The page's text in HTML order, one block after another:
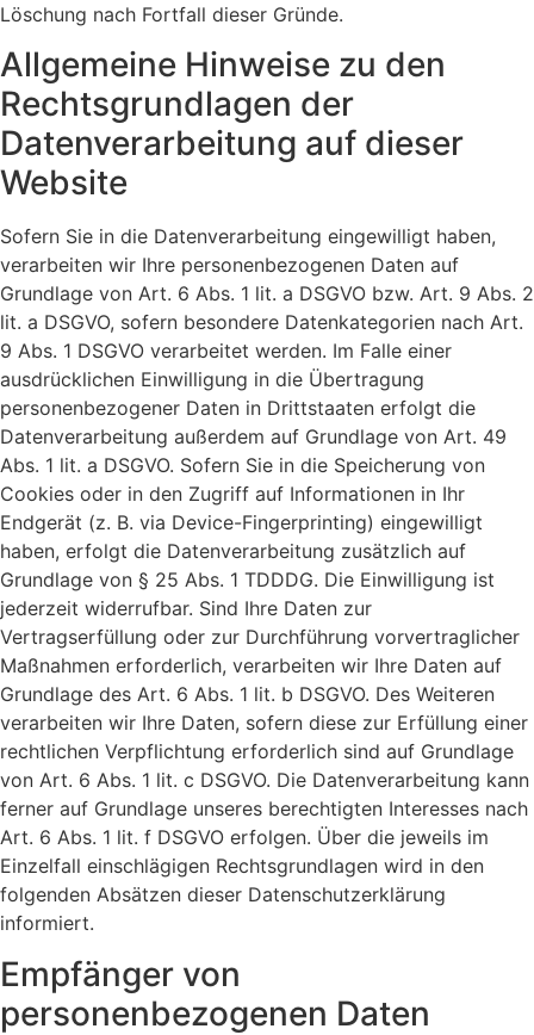
Löschung nach Fortfall dieser Gründe.
Allgemeine Hinweise zu den
Rechtsgrundlagen der
Datenverarbeitung auf dieser
Website
Sofern Sie in die Datenverarbeitung eingewilligt haben,
verarbeiten wir Ihre personenbezogenen Daten auf
Grundlage von Art. 6 Abs. 1 lit. a DSGVO bzw. Art. 9 Abs. 2
lit. a DSGVO, sofern besondere Datenkategorien nach Art.
9 Abs. 1 DSGVO verarbeitet werden. Im Falle einer
ausdrücklichen Einwilligung in die Übertragung
personenbezogener Daten in Drittstaaten erfolgt die
Datenverarbeitung außerdem auf Grundlage von Art. 49
Abs. 1 lit. a DSGVO. Sofern Sie in die Speicherung von
Cookies oder in den Zugriff auf Informationen in Ihr
Endgerät (z. B. via Device-Fingerprinting) eingewilligt
haben, erfolgt die Datenverarbeitung zusätzlich auf
Grundlage von § 25 Abs. 1 TDDDG. Die Einwilligung ist
jederzeit widerrufbar. Sind Ihre Daten zur
Vertragserfüllung oder zur Durchführung vorvertraglicher
Maßnahmen erforderlich, verarbeiten wir Ihre Daten auf
Grundlage des Art. 6 Abs. 1 lit. b DSGVO. Des Weiteren
verarbeiten wir Ihre Daten, sofern diese zur Erfüllung einer
rechtlichen Verpflichtung erforderlich sind auf Grundlage
von Art. 6 Abs. 1 lit. c DSGVO. Die Datenverarbeitung kann
ferner auf Grundlage unseres berechtigten Interesses nach
Art. 6 Abs. 1 lit. f DSGVO erfolgen. Über die jeweils im
Einzelfall einschlägigen Rechtsgrundlagen wird in den
folgenden Absätzen dieser Datenschutzerklärung
informiert.
Empfänger von
personenbezogenen Daten